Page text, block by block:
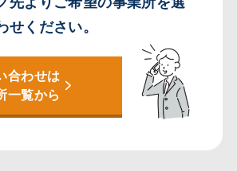
せください。
合わせは
一覧から